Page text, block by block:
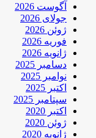
آگوست 2026
جولای 2026
ژوئن 2026
فوریه 2026
ژانویه 2026
دسامبر 2025
نوامبر 2025
اکتبر 2025
سپتامبر 2025
اکتبر 2020
ژوئن 2020
ژانویه 2020